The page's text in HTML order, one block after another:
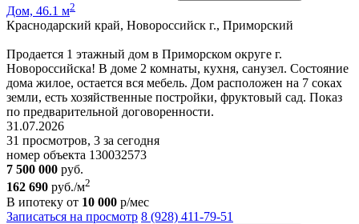
Дом, 46.1 м2
Краснодарский край, Новороссийск г., Приморский
Продается 1 этажный дом в Приморском округе г.
Новороссийска! В доме 2 комнаты, кухня, санузел. Состояние
дома жилое, остается вся мебель. Дом расположен на 7 соках
земли, есть хозяйственные постройки, фруктовый сад. Показ
по предварительной договоренности.
31.07.2026
31 просмотров, 3 за сегодня
номер объекта 130032573
7 500 000 руб.
162 690 руб./м2
В ипотеку от 10 000 р/мес
Записаться на просмотр 8 (928) 411-79-51